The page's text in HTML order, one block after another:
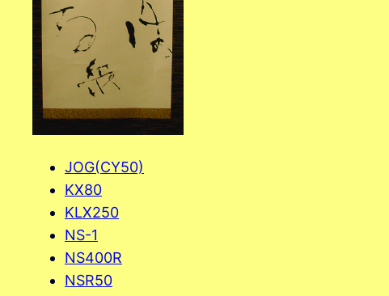
JOG(CY50)
KX80
KLX250
NS-1
NS400R
NSR50